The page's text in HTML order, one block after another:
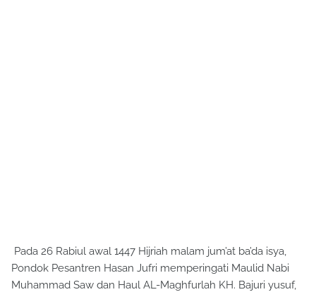
Pada 26 Rabiul awal 1447 Hijriah malam jum’at ba’da isya,
Pondok Pesantren Hasan Jufri memperingati Maulid Nabi
Muhammad Saw dan Haul AL-Maghfurlah KH. Bajuri yusuf,